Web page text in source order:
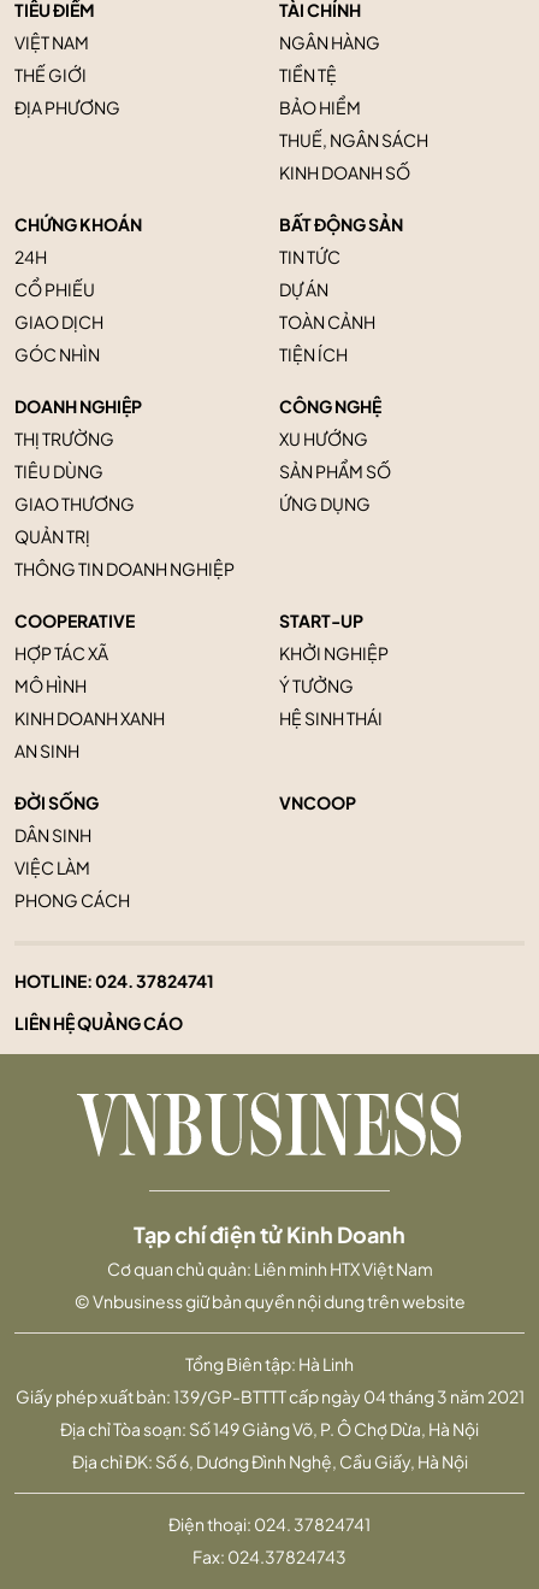
TIÊU ĐIỂM
VIỆT NAM
THẾ GIỚI
ĐỊA PHƯƠNG
TÀI CHÍNH
NGÂN HÀNG
TIỀN TỆ
BẢO HIỂM
THUẾ, NGÂN SÁCH
KINH DOANH SỐ
CHỨNG KHOÁN
24H
CỔ PHIẾU
GIAO DỊCH
GÓC NHÌN
BẤT ĐỘNG SẢN
TIN TỨC
DỰ ÁN
TOÀN CẢNH
TIỆN ÍCH
DOANH NGHIỆP
THỊ TRƯỜNG
TIÊU DÙNG
GIAO THƯƠNG
QUẢN TRỊ
THÔNG TIN DOANH NGHIỆP
CÔNG NGHỆ
XU HƯỚNG
SẢN PHẨM SỐ
ỨNG DỤNG
COOPERATIVE
HỢP TÁC XÃ
MÔ HÌNH
KINH DOANH XANH
AN SINH
START-UP
KHỞI NGHIỆP
Ý TƯỞNG
HỆ SINH THÁI
ĐỜI SỐNG
DÂN SINH
VIỆC LÀM
PHONG CÁCH
VNCOOP
HOTLINE:024. 37824741
LIÊN HỆ QUẢNG CÁO
Tổng Biên tập: Hà Linh
Giấy phép xuất bản: 139/GP-BTTTT cấp ngày 04 tháng 3 năm 2021
Địa chỉ Tòa soạn: Số 149 Giảng Võ, P. Ô Chợ Dừa, Hà Nội
Địa chỉ ĐK: Số 6, Dương Đình Nghệ, Cầu Giấy, Hà Nội
Tạp chí điện tử Kinh Doanh
Cơ quan chủ quản: Liên minh HTX Việt Nam
© Vnbusiness giữ bản quyền nội dung trên website
Điện thoại: 024. 37824741
Fax: 024.37824743